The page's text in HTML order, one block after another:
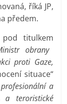
říká JP,
předem.
titulkem
obrany
proti Gaze,
situace“
a
a teroristické